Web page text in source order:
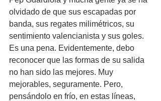
olvidado de que sus escapadas por
banda, sus regates milimétricos, su
sentimiento valencianista y sus goles.
Es una pena. Evidentemente, debo
reconocer que las formas de su salida
no han sido las mejores. Muy
mejorables, seguramente. Pero,
pensándolo en frío, en estas líneas,